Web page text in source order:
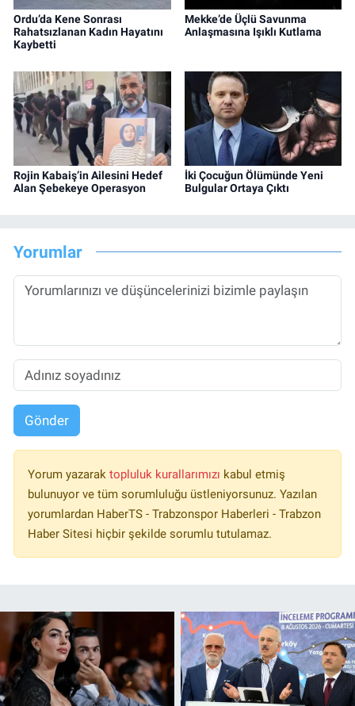
Ordu’da Kene Sonrası
Rahatsızlanan Kadın Hayatını
Kaybetti
Mekke’de Üçlü Savunma
Anlaşmasına Işıklı Kutlama
Rojin Kabaiş’in Ailesini Hedef
Alan Şebekeye Operasyon
İki Çocuğun Ölümünde Yeni
Bulgular Ortaya Çıktı
Yorumlar
Gönder
Yorum yazarak topluluk kurallarımızı kabul etmiş
bulunuyor ve tüm sorumluluğu üstleniyorsunuz. Yazılan
yorumlardan HaberTS - Trabzonspor Haberleri - Trabzon
Haber Sitesi hiçbir şekilde sorumlu tutulamaz.